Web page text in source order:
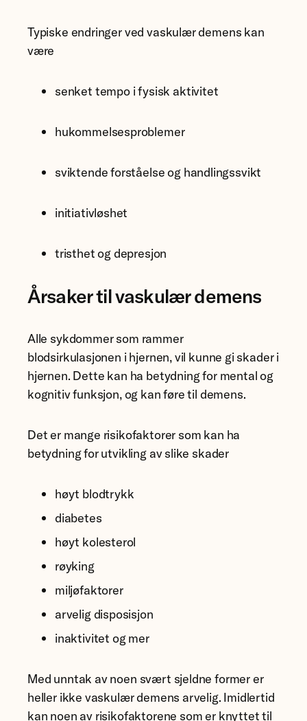
Typiske endringer ved vaskulær demens kan
være
senket tempo i fysisk aktivitet
hukommelsesproblemer
sviktende forståelse og handlingssvikt
initiativløshet
tristhet og depresjon
Årsaker til vaskulær demens
Alle sykdommer som rammer
blodsirkulasjonen i hjernen, vil kunne gi skader i
hjernen. Dette kan ha betydning for mental og
kognitiv funksjon, og kan føre til demens.
Det er mange risikofaktorer som kan ha
betydning for utvikling av slike skader
høyt blodtrykk
diabetes
høyt kolesterol
røyking
miljøfaktorer
arvelig disposisjon
inaktivitet og mer
Med unntak av noen svært sjeldne former er
heller ikke vaskulær demens arvelig. Imidlertid
kan noen av risikofaktorene som er knyttet til